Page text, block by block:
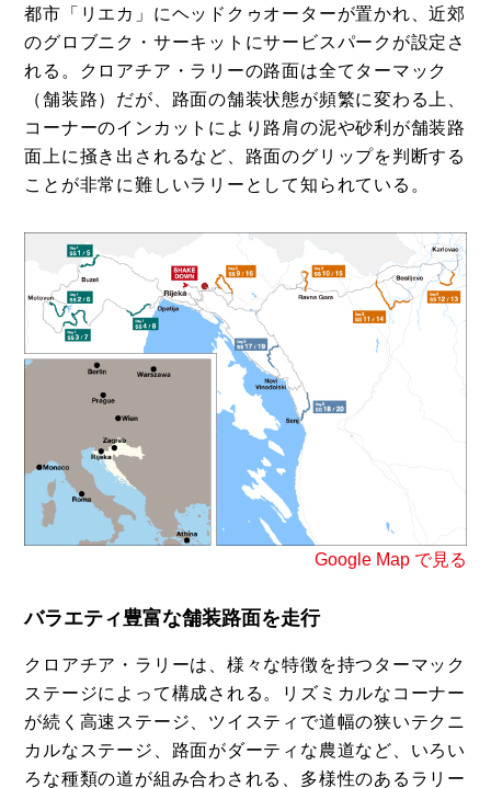
都市「リエカ」にヘッドクゥオーターが置かれ、近郊
のグロブニク・サーキットにサービスパークが設定さ
れる。クロアチア・ラリーの路面は全てターマック
（舗装路）だが、路面の舗装状態が頻繁に変わる上、
コーナーのインカットにより路肩の泥や砂利が舗装路
面上に掻き出されるなど、路面のグリップを判断する
ことが非常に難しいラリーとして知られている。
Google Map で見る
バラエティ豊富な舗装路面を走行
クロアチア・ラリーは、様々な特徴を持つターマック
ステージによって構成される。リズミカルなコーナー
が続く高速ステージ、ツイスティで道幅の狭いテクニ
カルなステージ、路面がダーティな農道など、いろい
ろな種類の道が組み合わされる、多様性のあるラリー